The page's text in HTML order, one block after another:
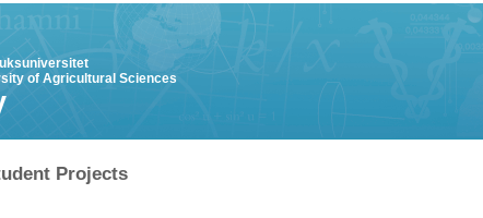
of Agricultural Sciences
Projects